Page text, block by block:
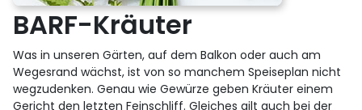
BARF-Kräuter
Was in unseren Gärten, auf dem Balkon oder auch am
Wegesrand wächst, ist von so manchem Speiseplan nicht
wegzudenken. Genau wie Gewürze geben Kräuter einem
Gericht den letzten Feinschliff. Gleiches gilt auch bei der